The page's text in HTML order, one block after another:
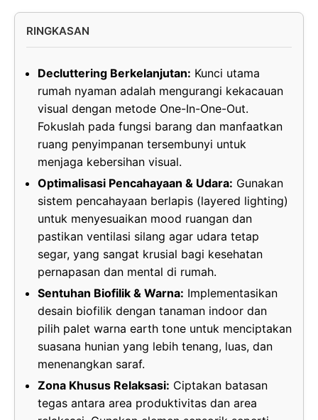
RINGKASAN
Decluttering Berkelanjutan: Kunci utama
rumah nyaman adalah mengurangi kekacauan
visual dengan metode One-In-One-Out.
Fokuslah pada fungsi barang dan manfaatkan
ruang penyimpanan tersembunyi untuk
menjaga kebersihan visual.
Optimalisasi Pencahayaan & Udara: Gunakan
sistem pencahayaan berlapis (layered lighting)
untuk menyesuaikan mood ruangan dan
pastikan ventilasi silang agar udara tetap
segar, yang sangat krusial bagi kesehatan
pernapasan dan mental di rumah.
Sentuhan Biofilik & Warna: Implementasikan
desain biofilik dengan tanaman indoor dan
pilih palet warna earth tone untuk menciptakan
suasana hunian yang lebih tenang, luas, dan
menenangkan saraf.
Zona Khusus Relaksasi: Ciptakan batasan
tegas antara area produktivitas dan area